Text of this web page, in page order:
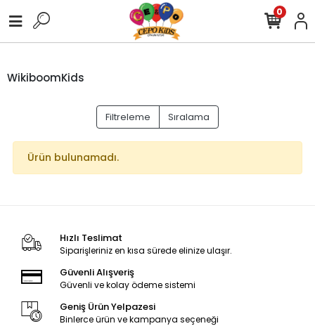
0
WikiboomKids
Filtreleme Sıralama
Ürün bulunamadı.
Hızlı Teslimat
Siparişleriniz en kısa sürede elinize ulaşır.
Güvenli Alışveriş
Güvenli ve kolay ödeme sistemi
Geniş Ürün Yelpazesi
Binlerce ürün ve kampanya seçeneği